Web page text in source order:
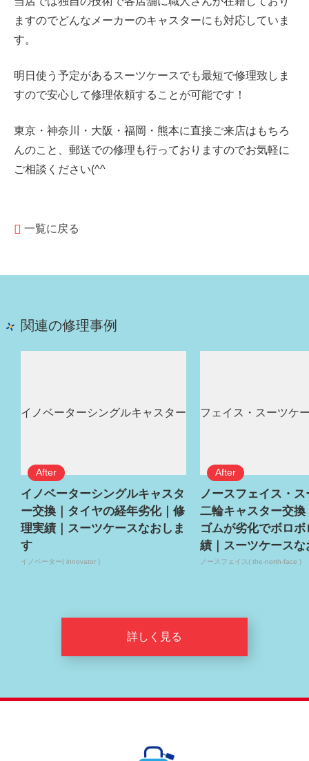
ますのでどんなメーカーのキャスターにも対応していま
す。
明日使う予定があるスーツケースでも最短で修理致しま
すので安心して修理依頼することが可能です！
東京・神奈川・大阪・福岡・熊本に直接ご来店はもちろ
んのこと、郵送での修理も行っておりますのでお気軽に
ご相談ください(^^
一覧に戻る
関連の修理事例
イノベーターシングルキャスタ
ー交換｜タイヤの経年劣化｜修
理実績｜スーツケースなおしま
す
イノベーター( innovator )
ノースフェイス・
二輪キャスター交換
ゴムが劣化でボロ
績｜スーツケースな
ノースフェイス( the-north-face )
詳しく見る